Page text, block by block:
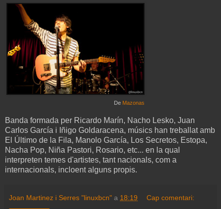
De Mazonas
Banda formada per Ricardo Marín, Nacho Lesko, Juan
Carlos García i Iñigo Goldaracena, músics han treballat amb
El Último de la Fila, Manolo García, Los Secretos, Estopa,
Nacha Pop, Niña Pastori, Rosario, etc... en la qual
interpreten temes d'artistes, tant nacionals, com a
internacionals, incloent alguns propis.
Joan Martinez i Serres "linuxbcn" a 18:19 Cap comentari: